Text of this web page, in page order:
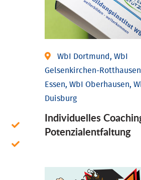
WbI Dortmund, WbI
Gelsenkirchen-
Essen, WbI Oberhausen,
Duisburg
Individuelles
Potenzialentfaltung